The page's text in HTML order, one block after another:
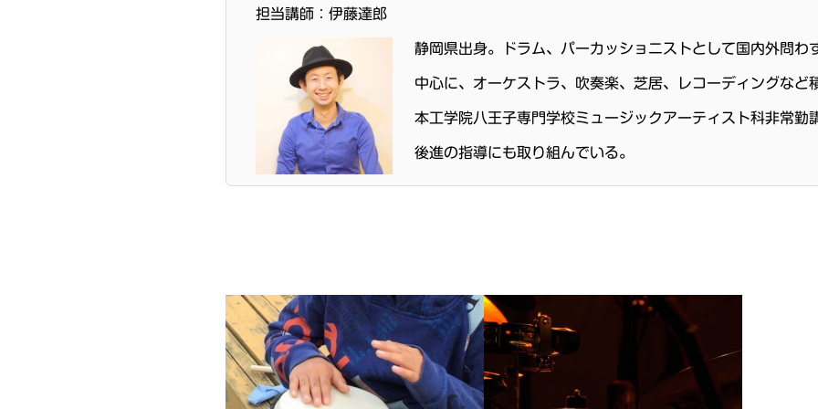
担当講師：伊藤達郎
静岡県出身。ドラム、パーカッショニストとして国内外問わ
中心に、オーケストラ、吹奏楽、芝居、レコーディングなど
本工学院八王子専門学校ミュージックアーティスト科非常勤
後進の指導にも取り組んでいる。